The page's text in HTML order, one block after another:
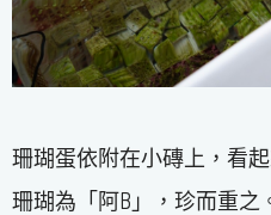
珊瑚蛋依附在小磚上，看
珊瑚為「阿B」，珍而重之